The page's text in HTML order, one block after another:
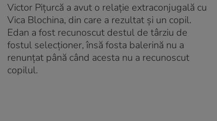
Victor Pițurcă a avut o relație extraconjugală cu
Vica Blochina, din care a rezultat și un copil.
Edan a fost recunoscut destul de târziu de
fostul selecționer, însă fosta balerină nu a
renunțat până când acesta nu a recunoscut
copilul.